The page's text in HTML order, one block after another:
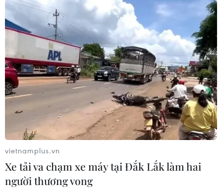
EC kỳ vọng đề xuất sẽ giảm lượng rác thải điện
tử hàng năm được sản xuất ở EU khoảng 980
tấn./.
(TTXVN/Vietnam+)
vietnamplus.vn
Xe tải va chạm xe máy tại Đắk Lắk làm hai
người thương vong